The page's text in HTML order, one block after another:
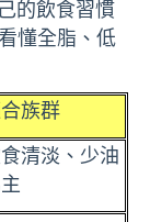
的飲食習慣
懂全脂、低
族群
清淡、少油